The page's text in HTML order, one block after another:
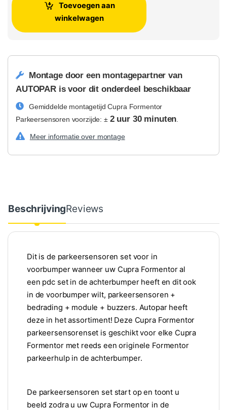
Toevoegen aan
winkelwagen
Montage door een montagepartner van
AUTOPAR is voor dit onderdeel beschikbaar
Gemiddelde montagetijd Cupra Formentor
Parkeersensoren voorzijde: ± 2 uur 30 minuten.
Meer informatie over montage
BeschrijvingReviews
Dit is de parkeersensoren set voor in
voorbumper wanneer uw Cupra Formentor al
een pdc set in de achterbumper heeft en dit ook
in de voorbumper wilt, parkeersensoren +
bedrading + module + buzzers. Autopar heeft
deze in het assortiment! Deze Cupra Formentor
parkeersensorenset is geschikt voor elke Cupra
Formentor met reeds een originele Formentor
parkeerhulp in de achterbumper.
De parkeersensoren setstart op en toont u
beeldzodra u uw Cupra Formentor in de